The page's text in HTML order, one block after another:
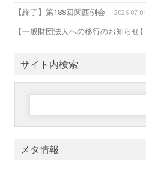
【終了】第188回関西例会 2026-07-01
【一般財団法人への移行のお知らせ】
サイト内検索
検
メタ情報